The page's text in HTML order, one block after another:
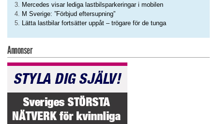
Mercedes visar lediga lastbilsparkeringar i mobilen
M Sverige: ”Förbjud eftersupning”
Lätta lastbilar fortsätter uppåt – trögare för de tunga
Annonser